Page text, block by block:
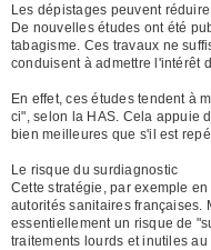
Les dépistages peuvent
De nouvelles études ont été
tabagisme. Ces travaux ne
conduisent à admettre l'intérêt
En effet, ces études tendent à
ci", selon la HAS. Cela appuie
bien meilleures que s'il est
Le risque du surdiagnostic
Cette stratégie, par exemple
autorités sanitaires françaises.
essentiellement un risque de
traitements lourds et inutiles au